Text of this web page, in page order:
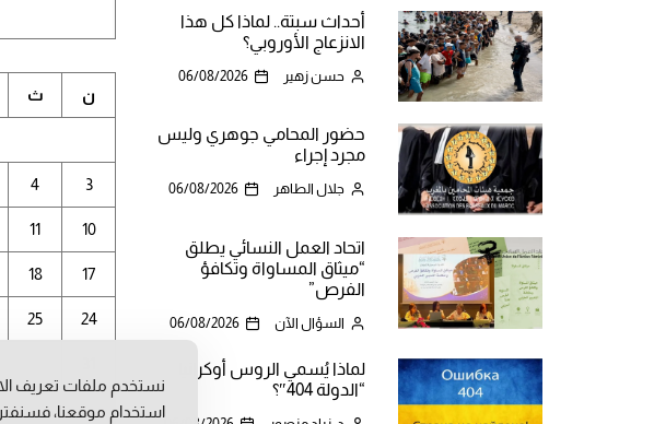
أحداث سبتة.. لماذا كل هذا
الانزعاج الأوروبي؟
حسن زهير 06/08/2026
حضور المحامي جوهري وليس
مجرد إجراء
جلال الطاهر 06/08/2026
اتحاد العمل النسائي يطلق
“ميثاق المساواة وتكافؤ
الفرص”
السؤال الآن 06/08/2026
لماذا يُسمي الروس أوكرانيا
“الدولة 404″؟
ن ث
3
4
10
11
17
18
24
25
نستخدم ملفات تعريف
استخدام موقعنا،